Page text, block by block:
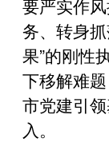
要严实作
务、转身
果”的刚性
下移解难
市党建引
入。